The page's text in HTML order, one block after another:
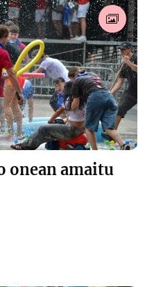
onean amaitu